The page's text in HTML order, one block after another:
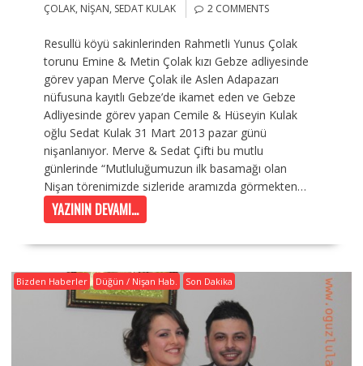
ÇOLAK, NIŞAN, SEDAT KULAK 2 COMMENTS
Resullü köyü sakinlerinden Rahmetli Yunus Çolak
torunu Emine & Metin Çolak kızı Gebze adliyesinde
görev yapan Merve Çolak ile Aslen Adapazarı
nüfusuna kayıtlı Gebze’de ikamet eden ve Gebze
Adliyesinde görev yapan Cemile & Hüseyin Kulak
oğlu Sedat Kulak 31 Mart 2013 pazar günü
nişanlanıyor. Merve & Sedat Çifti bu mutlu
günlerinde “Mutluluğumuzun ilk basamağı olan
Nişan törenimizde sizleride aramızda görmekten…
YAZININ DEVAMI...
Bizden Haberler Düğün / Nişan Hab. Son Dakika